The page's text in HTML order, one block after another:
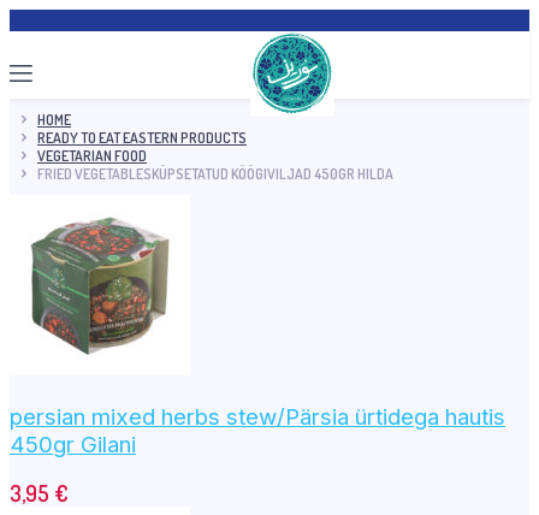
HOME
READY TO EAT EASTERN PRODUCTS
VEGETARIAN FOOD
FRIED VEGETABLESKÜPSETATUD KÖÖGIVILJAD 450GR HILDA
persian mixed herbs stew/Pärsia ürtidega hautis
450gr Gilani
3,95 €